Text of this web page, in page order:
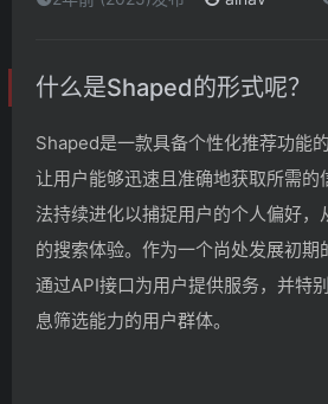
什么是Shaped的形式呢？
Shaped是一款具备个性化推荐功能
让用户能够迅速且准确地获取所需的
法持续进化以捕捉用户的个人偏好，
的搜索体验。作为一个尚处发展初期
通过API接口为用户提供服务，并特
息筛选能力的用户群体。